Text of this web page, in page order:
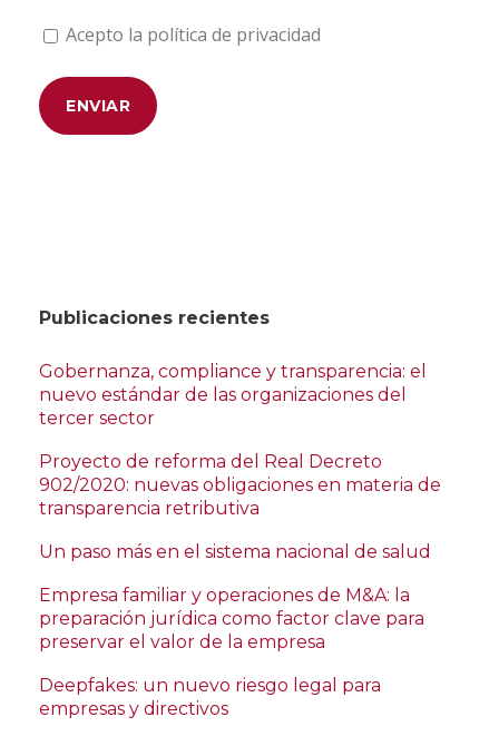
Acepto la política de privacidad
Publicaciones recientes
Gobernanza, compliance y transparencia: el
nuevo estándar de las organizaciones del
tercer sector
Proyecto de reforma del Real Decreto
902/2020: nuevas obligaciones en materia de
transparencia retributiva
Un paso más en el sistema nacional de salud
Empresa familiar y operaciones de M&A: la
preparación jurídica como factor clave para
preservar el valor de la empresa
Deepfakes: un nuevo riesgo legal para
empresas y directivos